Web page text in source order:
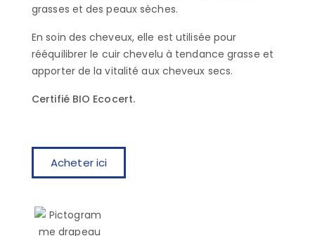
grasses et des peaux sèches.
En soin des cheveux, elle est utilisée pour
rééquilibrer le cuir chevelu à tendance grasse et
apporter de la vitalité aux cheveux secs.
Certifié BIO Ecocert.
Acheter ici